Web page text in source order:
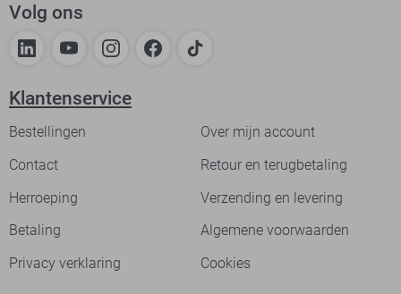
Volg ons
Klantenservice
Bestellingen
Over mijn account
Contact
Retour en terugbetaling
Herroeping
Verzending en levering
Betaling
Algemene voorwaarden
Privacy verklaring
Cookies